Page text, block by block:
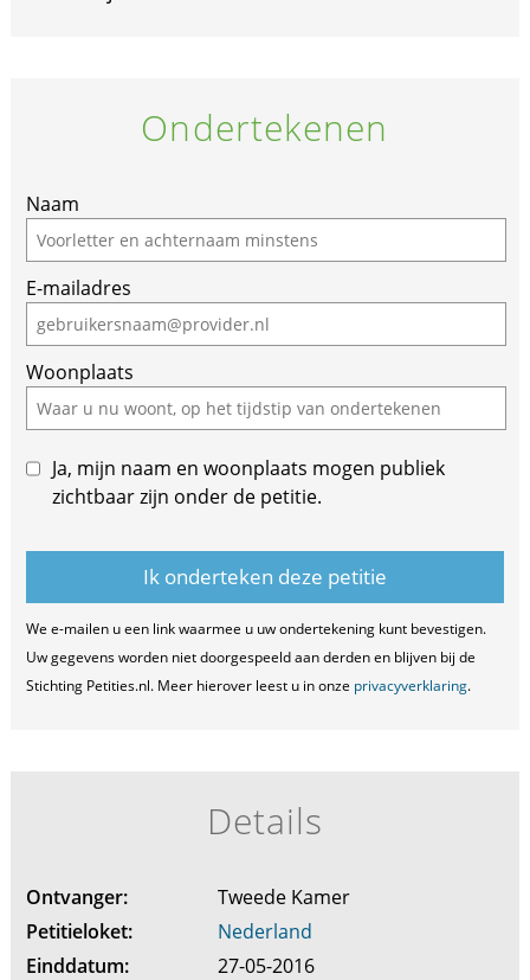
Ondertekenen
Naam
E-mailadres
Woonplaats
Ja, mijn naam en woonplaats mogen publiek
zichtbaar zijn onder de petitie.
We e-mailen u een link waarmee u uw ondertekening kunt bevestigen.
Uw gegevens worden niet doorgespeeld aan derden en blijven bij de
Stichting Petities.nl. Meer hierover leest u in onze privacyverklaring.
Details
Ontvanger:
Tweede Kamer
Petitieloket:
Nederland
Einddatum:
27-05-2016